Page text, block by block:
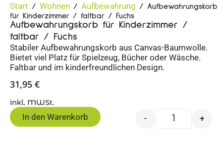
Start / Wohnen / Aufbewahrung / Aufbewahrungskorb
für Kinderzimmer / faltbar / Fuchs
Aufbewahrungskorb für Kinderzimmer /
faltbar / Fuchs
Stabiler Aufbewahrungskorb aus Canvas-Baumwolle.
Bietet viel Platz für Spielzeug, Bücher oder Wäsche.
Faltbar und im kinderfreundlichen Design.
31,95 €
inkl. MWSt.
- +
In den Warenkorb